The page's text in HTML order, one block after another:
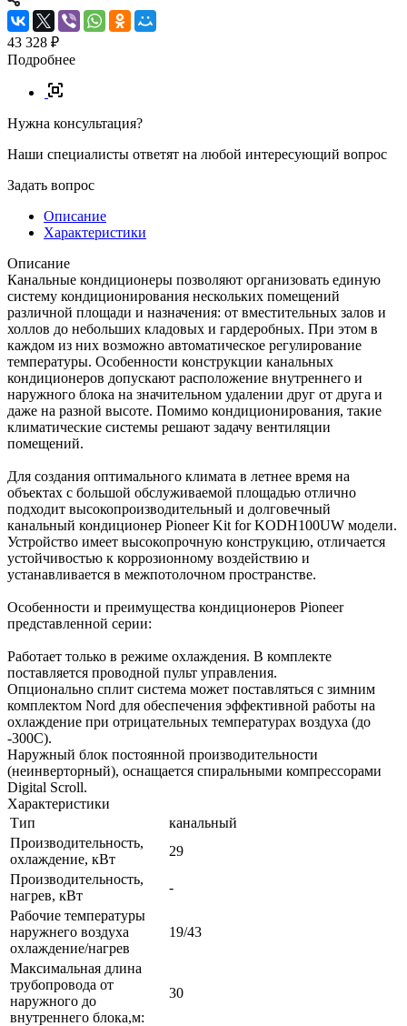
43 328 ₽
Подробнее
Нужна консультация?
Наши специалисты ответят на любой интересующий вопрос
Задать вопрос
Описание
Характеристики
Описание
Канальные кондиционеры позволяют организовать единую
систему кондиционирования нескольких помещений
различной площади и назначения: от вместительных залов и
холлов до небольших кладовых и гардеробных. При этом в
каждом из них возможно автоматическое регулирование
температуры. Особенности конструкции канальных
кондиционеров допускают расположение внутреннего и
наружного блока на значительном удалении друг от друга и
даже на разной высоте. Помимо кондиционирования, такие
климатические системы решают задачу вентиляции
помещений.
Для создания оптимального климата в летнее время на
объектах с большой обслуживаемой площадью отлично
подходит высокопроизводительный и долговечный
канальный кондиционер Pioneer Kit for KODH100UW модели.
Устройство имеет высокопрочную конструкцию, отличается
устойчивостью к коррозионному воздействию и
устанавливается в межпотолочном пространстве.
Особенности и преимущества кондиционеров Pioneer
представленной серии:
Работает только в режиме охлаждения. В комплекте
поставляется проводной пульт управления.
Опционально сплит система может поставляться с зимним
комплектом Nord для обеспечения эффективной работы на
охлаждение при отрицательных температурах воздуха (до
-300С).
Наружный блок постоянной производительности
(неинверторный), оснащается спиральными компрессорами
Digital Scroll.
Характеристики
Тип
канальный
Производительность,
охлаждение, кВт
29
Производительность,
нагрев, кВт
-
Рабочие температуры
наружнего воздуха
охлаждение/нагрев
19/43
Максимальная длина
трубопровода от
наружного до
внутреннего блока,м:
30